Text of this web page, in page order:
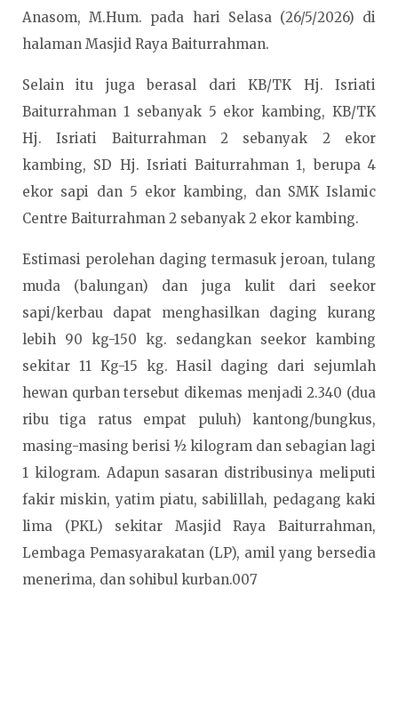
Anasom, M.Hum. pada hari Selasa (26/5/2026) di
halaman Masjid Raya Baiturrahman.
Selain itu juga berasal dari KB/TK Hj. Isriati
Baiturrahman 1 sebanyak 5 ekor kambing, KB/TK
Hj. Isriati Baiturrahman 2 sebanyak 2 ekor
kambing, SD Hj. Isriati Baiturrahman 1, berupa 4
ekor sapi dan 5 ekor kambing, dan SMK Islamic
Centre Baiturrahman 2 sebanyak 2 ekor kambing.
Estimasi perolehan daging termasuk jeroan, tulang
muda (balungan) dan juga kulit dari seekor
sapi/kerbau dapat menghasilkan daging kurang
lebih 90 kg-150 kg. sedangkan seekor kambing
sekitar 11 Kg-15 kg. Hasil daging dari sejumlah
hewan qurban tersebut dikemas menjadi 2.340 (dua
ribu tiga ratus empat puluh) kantong/bungkus,
masing-masing berisi ½ kilogram dan sebagian lagi
1 kilogram. Adapun sasaran distribusinya meliputi
fakir miskin, yatim piatu, sabilillah, pedagang kaki
lima (PKL) sekitar Masjid Raya Baiturrahman,
Lembaga Pemasyarakatan (LP), amil yang bersedia
menerima, dan sohibul kurban.007